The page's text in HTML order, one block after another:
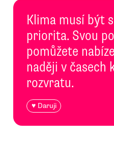
Klima musí být
priorita. Svou
pomůžete
naději v časech
rozvratu.
♥ Daruji